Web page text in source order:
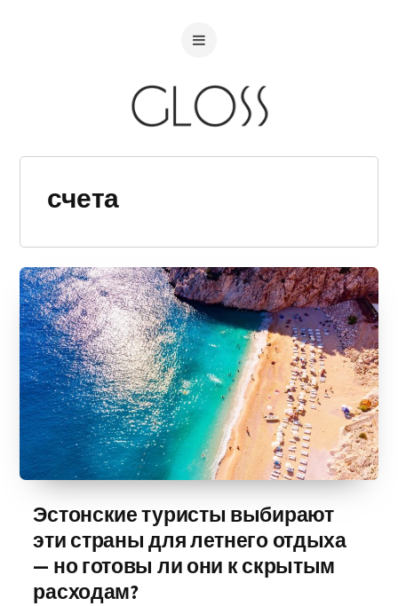
счета
Эстонские туристы выбирают
эти страны для летнего отдыха
— но готовы ли они к скрытым
расходам?